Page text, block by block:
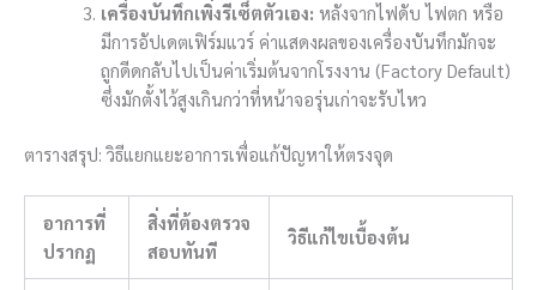
เครื่องบันทึกเพิ่งรีเซ็ตตัวเอง: หลังจากไฟดับ ไฟตก หรือ
มีการอัปเดตเฟิร์มแวร์ ค่าแสดงผลของเครื่องบันทึกมักจะ
ถูกดีดกลับไปเป็นค่าเริ่มต้นจากโรงงาน (Factory Default)
ซึ่งมักตั้งไว้สูงเกินกว่าที่หน้าจอรุ่นเก่าจะรับไหว
ตารางสรุป: วิธีแยกแยะอาการเพื่อแก้ปัญหาให้ตรงจุด
อาการที่
ปรากฏ
สิ่งที่ต้องตรวจ
สอบทันที
วิธีแก้ไขเบื้องต้น